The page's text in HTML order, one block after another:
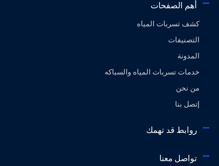
أهم الصفحات
كشف تسربات المياه
التصنيفات
المدونة
خدمات تسربات المياه والسباكه
من نحن
إتصل بنا
روابط قد تهمك
تواصل معنا